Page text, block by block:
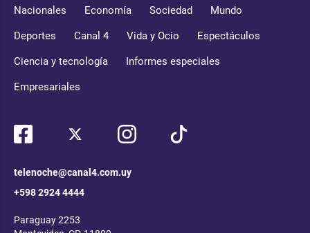
Nacionales Economía Sociedad Mundo
Deportes Canal 4 Vida y Ocio Espectáculos
Ciencia y tecnología Informes especiales
Empresariales
telenoche@canal4.com.uy
+598 2924 4444
Paraguay 2253